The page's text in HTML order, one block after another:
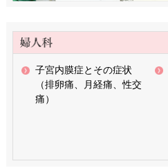
子宮内膜症とその症状
（排卵痛、月経痛、性交
痛）